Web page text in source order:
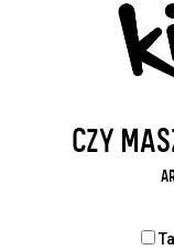
CZY